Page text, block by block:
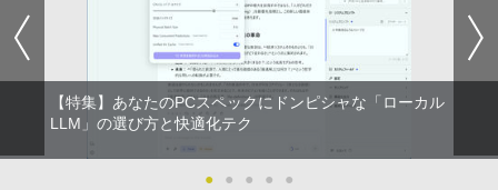
【特集】あなたのPCスペックにドンピシャな「ローカル
LLM」の選び方と快適化テク
● ● ● ● ●